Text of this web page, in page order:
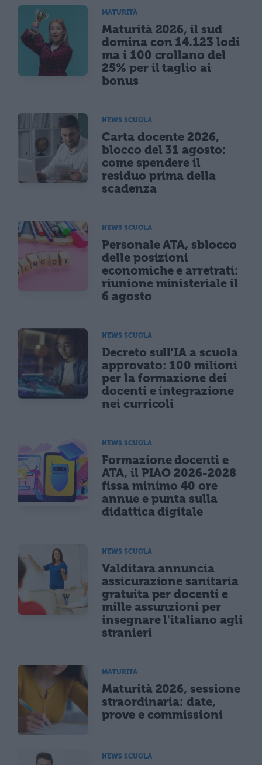
MATURITÀ
Maturità 2026, il sud
domina con 14.123 lodi
ma i 100 crollano del
25% per il taglio ai
bonus
NEWS SCUOLA
Carta docente 2026,
blocco del 31 agosto:
come spendere il
residuo prima della
scadenza
NEWS SCUOLA
Personale ATA, sblocco
delle posizioni
economiche e arretrati:
riunione ministeriale il
6 agosto
NEWS SCUOLA
Decreto sull'IA a scuola
approvato: 100 milioni
per la formazione dei
docenti e integrazione
nei curricoli
NEWS SCUOLA
Formazione docenti e
ATA, il PIAO 2026-2028
fissa minimo 40 ore
annue e punta sulla
didattica digitale
NEWS SCUOLA
Valditara annuncia
assicurazione sanitaria
gratuita per docenti e
mille assunzioni per
insegnare l'italiano agli
stranieri
MATURITÀ
Maturità 2026, sessione
straordinaria: date,
prove e commissioni
NEWS SCUOLA